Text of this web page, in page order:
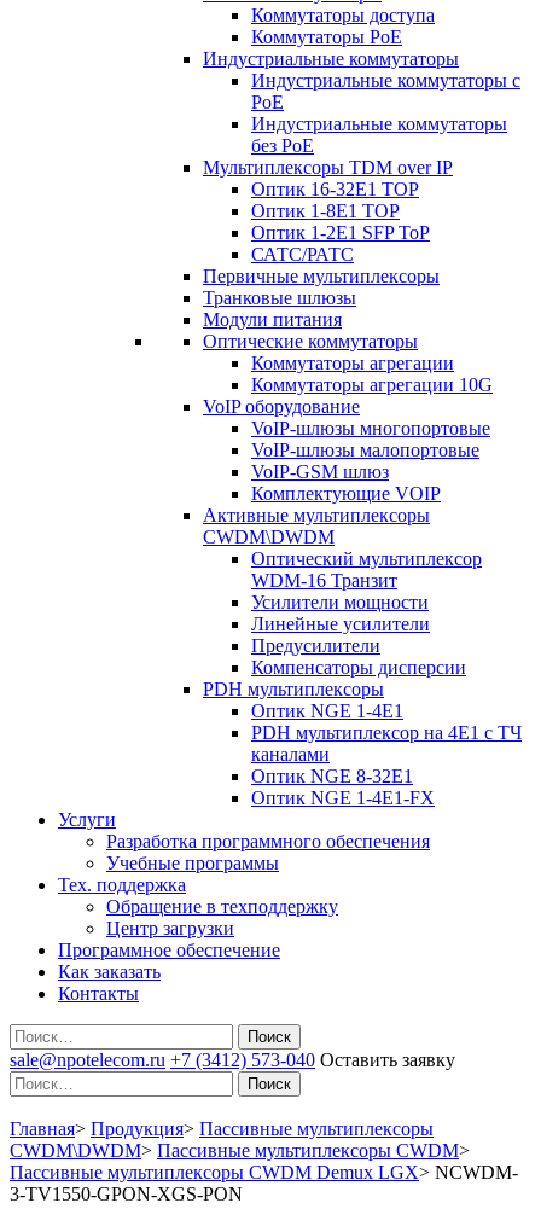
Коммутаторы доступа
Коммутаторы PoE
Индустриальные коммутаторы
Индустриальные коммутаторы с
PoE
Индустриальные коммутаторы
без PoE
Мультиплексоры TDM over IP
Оптик 16-32E1 TOP
Оптик 1-8E1 TOP
Оптик 1-2E1 SFP ToP
САТС/РАТС
Первичные мультиплексоры
Транковые шлюзы
Модули питания
Оптические коммутаторы
Коммутаторы агрегации
Коммутаторы агрегации 10G
VoIP оборудование
VoIP-шлюзы многопортовые
VoIP-шлюзы малопортовые
VoIP-GSM шлюз
Комплектующие VOIP
Активные мультиплексоры
CWDM\DWDM
Оптический мультиплексор
WDM-16 Транзит
Усилители мощности
Линейные усилители
Предусилители
Компенсаторы дисперсии
PDH мультиплексоры
Оптик NGE 1-4E1
PDH мультиплексор на 4Е1 с ТЧ
каналами
Оптик NGE 8-32E1
Оптик NGE 1-4E1-FX
Услуги
Разработка программного обеспечения
Учебные программы
Тех. поддержка
Обращение в техподдержку
Центр загрузки
Программное обеспечение
Как заказать
Контакты
Поиск
sale@npotelecom.ru +7 (3412) 573-040 Оставить заявку
Поиск
Главная> Продукция> Пассивные мультиплексоры
CWDM\DWDM> Пассивные мультиплексоры CWDM>
Пассивные мультиплексоры CWDM Demux LGX> NCWDM-
3-TV1550-GPON-XGS-PON